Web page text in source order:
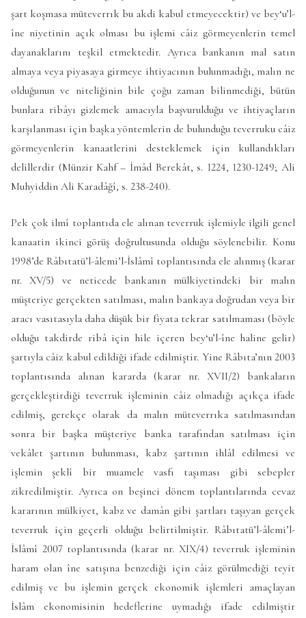
şart koşmasa müteverrık bu akdi kabul etmeyecektir) ve bey‘u’l-
îne niyetinin açık olması bu işlemi câiz görmeyenlerin temel
dayanaklarını teşkil etmektedir. Ayrıca bankanın mal satın
almaya veya piyasaya girmeye ihtiyacının bulunmadığı, malın ne
olduğunun ve niteliğinin bile çoğu zaman bilinmediği, bütün
bunlara ribâyı gizlemek amacıyla başvurulduğu ve ihtiyaçların
karşılanması için başka yöntemlerin de bulunduğu teverruku câiz
görmeyenlerin kanaatlerini desteklemek için kullandıkları
delillerdir (Münzir Kahf – İmâd Berekât, s. 1224, 1230-1249; Ali
Muhyiddin Ali Karadâğî, s. 238-240).
Pek çok ilmî toplantıda ele alınan teverruk işlemiyle ilgili genel
kanaatin ikinci görüş doğrultusunda olduğu söylenebilir. Konu
1998’de Râbıtatü’l-âlemi’l-İslâmî toplantısında ele alınmış (karar
nr. XV/5) ve neticede bankanın mülkiyetindeki bir malın
müşteriye gerçekten satılması, malın bankaya doğrudan veya bir
aracı vasıtasıyla daha düşük bir fiyata tekrar satılmaması (böyle
olduğu takdirde ribâ için hile içeren bey‘u’l-îne haline gelir)
şartıyla câiz kabul edildiği ifade edilmiştir. Yine Râbıta’nın 2003
toplantısında alınan kararda (karar nr. XVII/2) bankaların
gerçekleştirdiği teverruk işleminin câiz olmadığı açıkça ifade
edilmiş, gerekçe olarak da malın müteverrıka satılmasından
sonra bir başka müşteriye banka tarafından satılması için
vekâlet şartının bulunması, kabz şartının ihlâl edilmesi ve
işlemin şeklî bir muamele vasfı taşıması gibi sebepler
zikredilmiştir. Ayrıca on beşinci dönem toplantılarında cevaz
kararının mülkiyet, kabz ve damân gibi şartları taşıyan gerçek
teverruk için geçerli olduğu belirtilmiştir. Râbıtatü’l-âlemi’l-
İslâmî 2007 toplantısında (karar nr. XIX/4) teverruk işleminin
haram olan îne satışına benzediği için câiz görülmediği teyit
edilmiş ve bu işlemin gerçek ekonomik işlemleri amaçlayan
İslâm ekonomisinin hedeflerine uymadığı ifade edilmiştir